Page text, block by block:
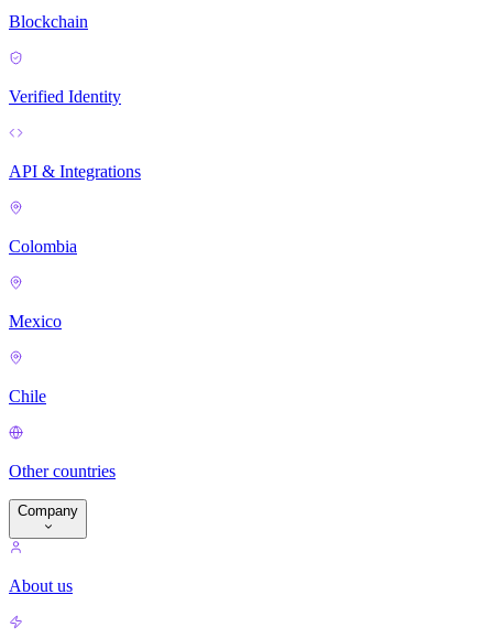
Blockchain
Verified Identity
API & Integrations
Colombia
Mexico
Chile
Other countries
Company
About us